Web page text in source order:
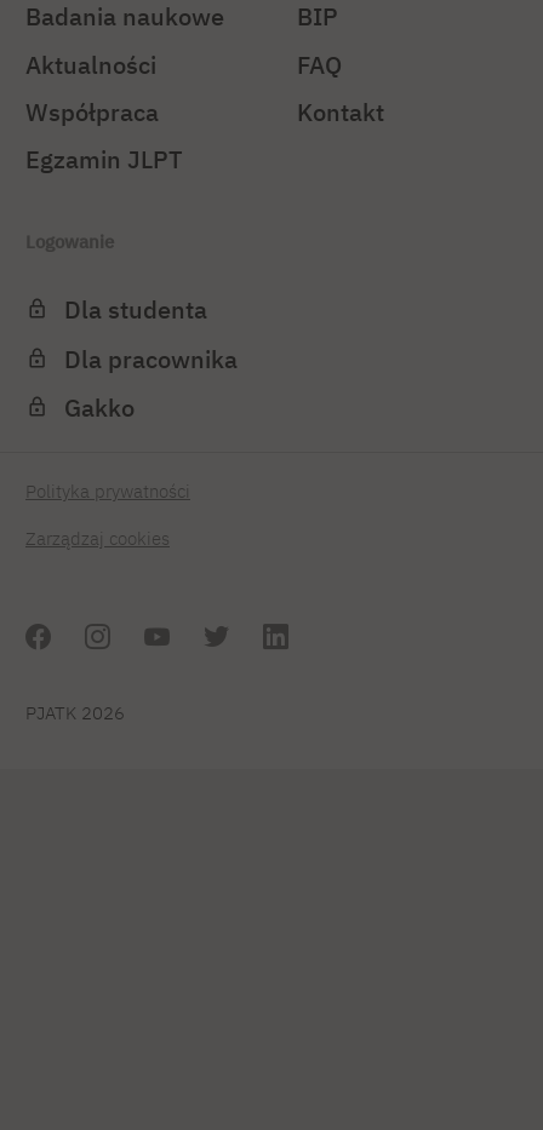
Badania naukowe
Aktualności
Współpraca
Egzamin JLPT
BIP
FAQ
Kontakt
Logowanie
Dla studenta
Dla pracownika
Gakko
Polityka prywatności
Zarządzaj cookies
PJATK 2026